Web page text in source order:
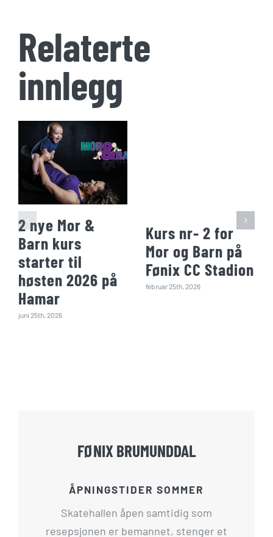
Relaterte
innlegg
2 nye Mor &
Barn kurs
starter til
høsten 2026 på
Hamar
juni 25th, 2026
Kurs nr- 2 for
Mor og Barn på
Fønix CC Stadion
februar 25th, 2026
FØNIX BRUMUNDDAL
ÅPNINGSTIDER SOMMER
Skatehallen åpen samtidig som
resepsjonen er bemannet, stenger et